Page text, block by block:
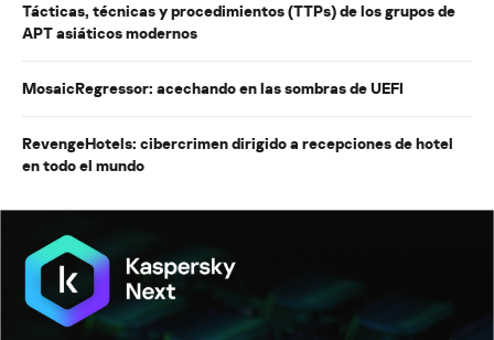
Tácticas, técnicas y procedimientos (TTPs) de los grupos de
APT asiáticos modernos
MosaicRegressor: acechando en las sombras de UEFI
RevengeHotels: cibercrimen dirigido a recepciones de hotel
en todo el mundo